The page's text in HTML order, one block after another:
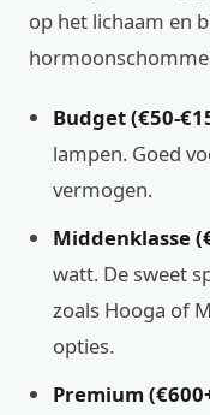
op het lichaam en
Budget (€50-
lampen. Goed
vermogen.
Middenklasse
watt. De sweet
zoals Hooga of
opties.
Premium